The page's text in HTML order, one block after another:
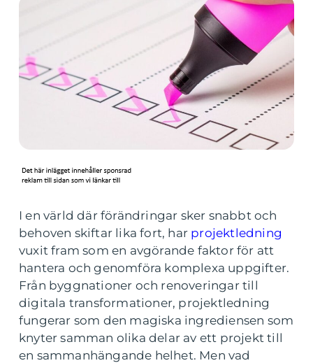
I en värld där förändringar sker snabbt och
behoven skiftar lika fort, har projektledning
vuxit fram som en avgörande faktor för att
hantera och genomföra komplexa uppgifter.
Från byggnationer och renoveringar till
digitala transformationer, projektledning
fungerar som den magiska ingrediensen som
knyter samman olika delar av ett projekt till
en sammanhängande helhet. Men vad